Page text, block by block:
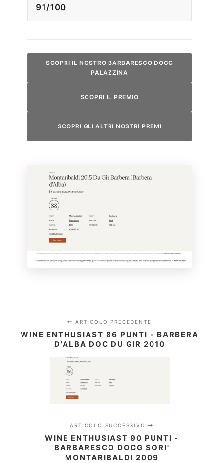
91/100
SCOPRI IL NOSTRO BARBARESCO DOCG
PALAZZINA
SCOPRI IL PREMIO
SCOPRI GLI ALTRI NOSTRI PREMI
ARTICOLO PRECEDENTE
WINE ENTHUSIAST 86 PUNTI - BARBERA
D'ALBA DOC DU GIR 2010
ARTICOLO SUCCESSIVO
WINE ENTHUSIAST 90 PUNTI -
BARBARESCO DOCG SORI'
MONTARIBALDI 2009